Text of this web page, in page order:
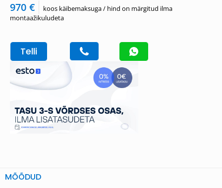
970 €
koos käibemaksuga / hind on märgitud ilma
montaažikuludeta
Telli
MÕÕDUD